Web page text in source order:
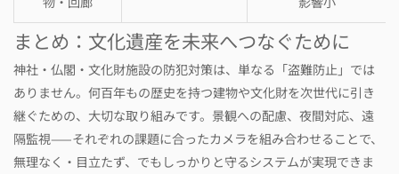
まとめ：文化遺産を未来へつなぐために
神社・仏閣・文化財施設の防犯対策は、単なる「盗難防止」では
ありません。何百年もの歴史を持つ建物や文化財を次世代に引き
継ぐための、大切な取り組みです。景観への配慮、夜間対応、遠
隔監視——それぞれの課題に合ったカメラを組み合わせることで、
無理なく・目立たず、でもしっかりと守るシステムが実現できま